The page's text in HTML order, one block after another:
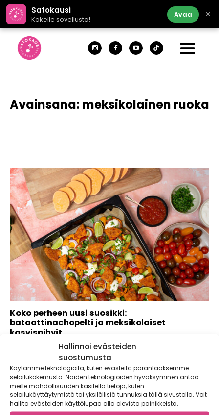
Hallinnoi evästeiden
suostumusta
Käytämme teknologioita, kuten evästeitä parantaaksemme
selailukokemusta. Näiden teknologioiden hyväksyminen antaa
meille mahdollisuuden käsitellä tietoja, kuten
selailukäyttäytymistä tai yksilöllisiä tunnuksia tällä sivustolla. Voit
hallita evästeiden käyttölupaa alla olevista painikkeista.
Satokausi
Kokeile sovellusta!
Avaa ×
Avainsana: meksikolainen ruoka
Koko perheen uusi suosikki:
bataattinachopelti ja meksikolaiset
kasvispihvit
Säännöllinen ruokailurytmi on hyvän arjen perusta ja auttaa
sekä aikuisia että perheen pienimpiä...